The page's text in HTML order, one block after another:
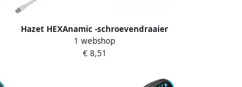
Hazet HEXAnamic -schroevendraaier
802-30 · Sleufprofiel · SW 0 6 x 3 5 mm
1 webshop
€ 8,51